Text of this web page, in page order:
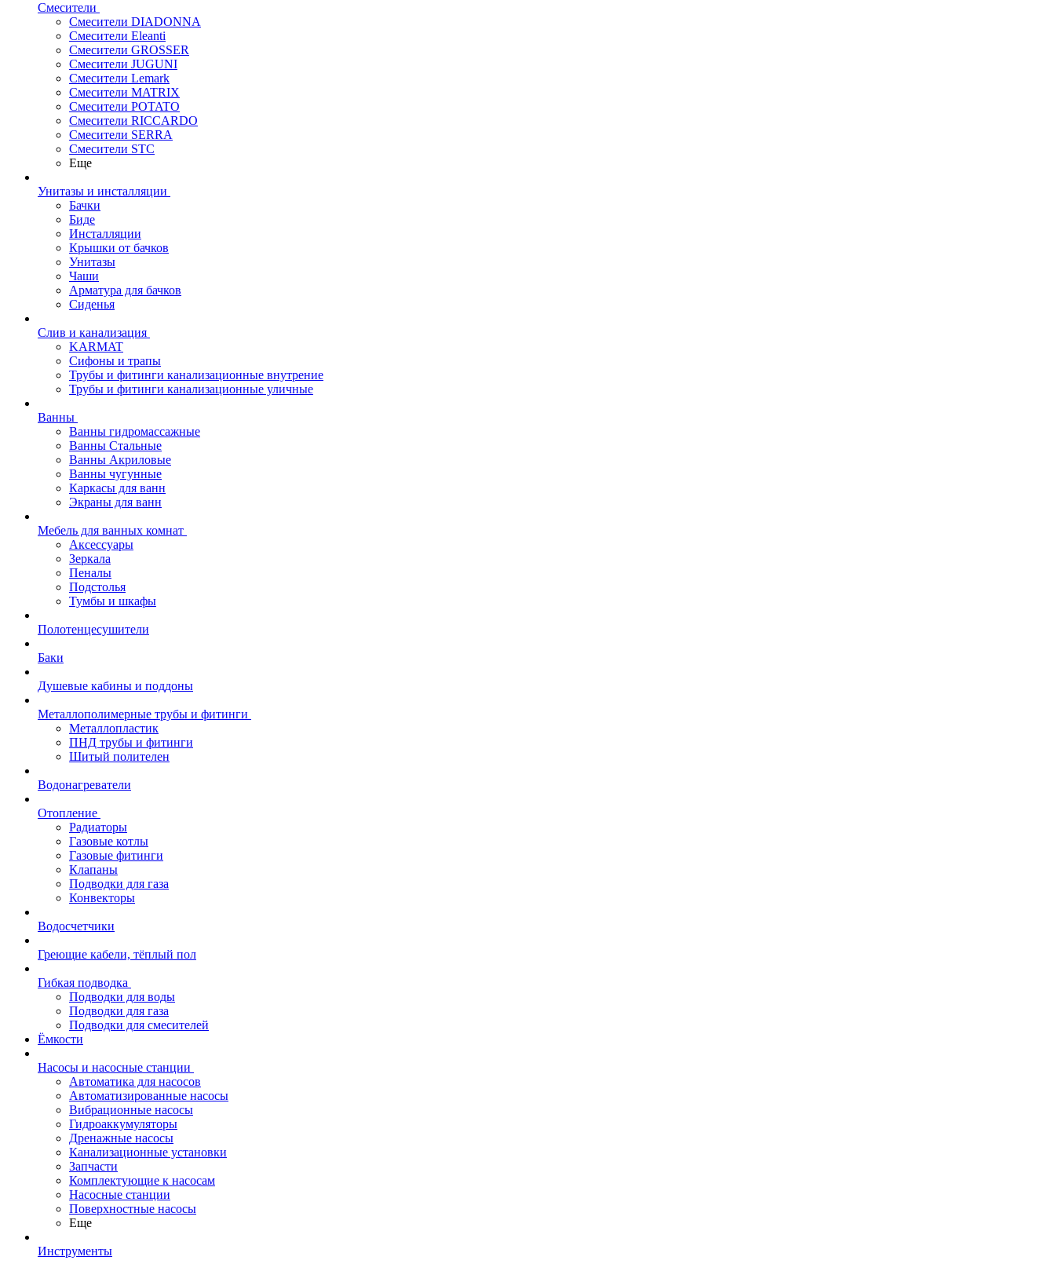
Смесители
Смесители DIADONNA
Смесители Eleanti
Смесители GROSSER
Смесители JUGUNI
Смесители Lemark
Смесители MATRIX
Смесители POTATO
Смесители RICCARDO
Смесители SERRA
Смесители STC
Еще
Унитазы и инсталляции
Бачки
Биде
Инсталляции
Крышки от бачков
Унитазы
Чаши
Арматура для бачков
Сиденья
Слив и канализация
KARMAT
Сифоны и трапы
Трубы и фитинги канализационные внутрение
Трубы и фитинги канализационные уличные
Ванны
Ванны гидромассажные
Ванны Стальные
Ванны Акриловые
Ванны чугунные
Каркасы для ванн
Экраны для ванн
Мебель для ванных комнат
Аксессуары
Зеркала
Пеналы
Подстолья
Тумбы и шкафы
Полотенцесушители
Баки
Душевые кабины и поддоны
Металлополимерные трубы и фитинги
Металлопластик
ПНД трубы и фитинги
Шитый полителен
Водонагреватели
Отопление
Радиаторы
Газовые котлы
Газовые фитинги
Клапаны
Подводки для газа
Конвекторы
Водосчетчики
Греющие кабели, тёплый пол
Гибкая подводка
Подводки для воды
Подводки для газа
Подводки для смесителей
Ёмкости
Насосы и насосные станции
Автоматика для насосов
Автоматизированные насосы
Вибрационные насосы
Гидроаккумуляторы
Дренажные насосы
Канализационные установки
Запчасти
Комплектующие к насосам
Насосные станции
Поверхностные насосы
Еще
Инструменты